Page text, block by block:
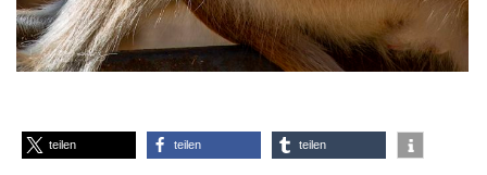
teilen teilen teilen